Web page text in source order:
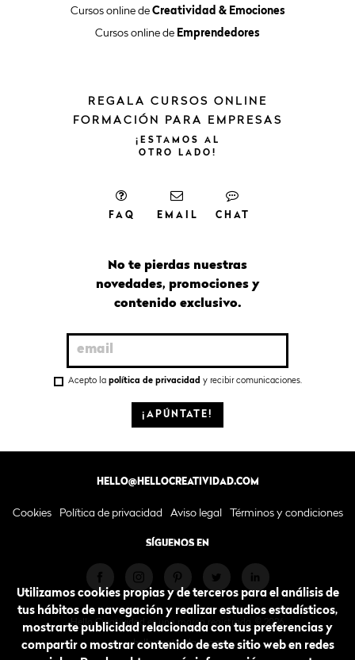
Cursos online de Creatividad & Emociones
Cursos online de Emprendedores
REGALA CURSOS ONLINE
FORMACIÓN PARA EMPRESAS
No te pierdas nuestras
novedades, promociones y
contenido exclusivo.
Acepto la política de privacidad y recibir comunicaciones.
¡APÚNTATE!
¡ESTAMOS
AL
OTRO
LADO!
FAQ EMAIL CHAT
HELLO@HELLOCREATIVIDAD.COM
Cookies Política de privacidad Aviso legal Términos y condiciones
SÍGUENOS EN
Hello Creatividad es una marca registrada. © 2026.
hellocreatividad.com
Utilizamos cookies propias y de terceros para el análisis de
tus hábitos de navegación y realizar estudios estadísticos,
mostrarte publicidad relacionada con tus preferencias y
compartir o mostrar contenido de este sitio web en redes